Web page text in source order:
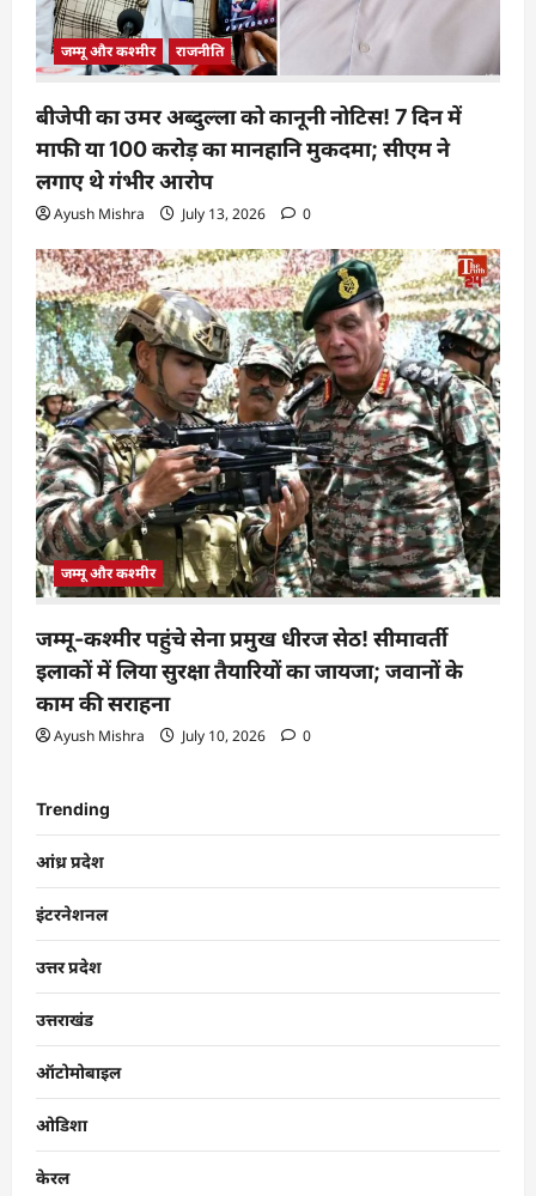
जम्मू और कश्मीर राजनीति
बीजेपी का उमर अब्दुल्ला को कानूनी नोटिस! 7 दिन में
माफी या 100 करोड़ का मानहानि मुकदमा; सीएम ने
लगाए थे गंभीर आरोप
Ayush Mishra July 13, 2026 0
जम्मू और कश्मीर
जम्मू-कश्मीर पहुंचे सेना प्रमुख धीरज सेठ! सीमावर्ती
इलाकों में लिया सुरक्षा तैयारियों का जायजा; जवानों के
काम की सराहना
Ayush Mishra July 10, 2026 0
Trending
आंध्र प्रदेश
इंटरनेशनल
उत्तर प्रदेश
उत्तराखंड
ऑटोमोबाइल
ओडिशा
केरल